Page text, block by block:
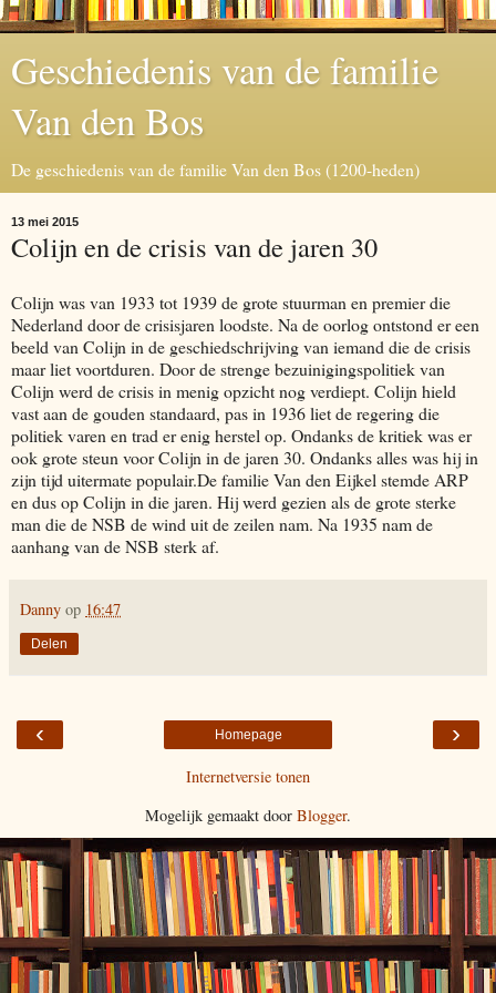
Geschiedenis van de familie
Van den Bos
De geschiedenis van de familie Van den Bos (1200-heden)
13 mei 2015
Colijn en de crisis van de jaren 30
Colijn was van 1933 tot 1939 de grote stuurman en premier die
Nederland door de crisisjaren loodste. Na de oorlog ontstond er een
beeld van Colijn in de geschiedschrijving van iemand die de crisis
maar liet voortduren. Door de strenge bezuinigingspolitiek van
Colijn werd de crisis in menig opzicht nog verdiept. Colijn hield
vast aan de gouden standaard, pas in 1936 liet de regering die
politiek varen en trad er enig herstel op. Ondanks de kritiek was er
ook grote steun voor Colijn in de jaren 30. Ondanks alles was hij in
zijn tijd uitermate populair.De familie Van den Eijkel stemde ARP
en dus op Colijn in die jaren. Hij werd gezien als de grote sterke
man die de NSB de wind uit de zeilen nam. Na 1935 nam de
aanhang van de NSB sterk af.
Danny op 16:47
Delen
‹ ›
Homepage
Internetversie tonen
Mogelijk gemaakt door Blogger.